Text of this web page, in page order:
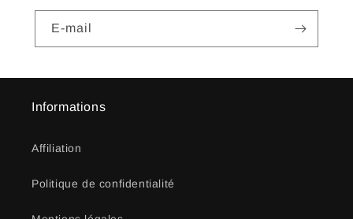
E-mail
Informations
Affiliation
Politique de confidentialité